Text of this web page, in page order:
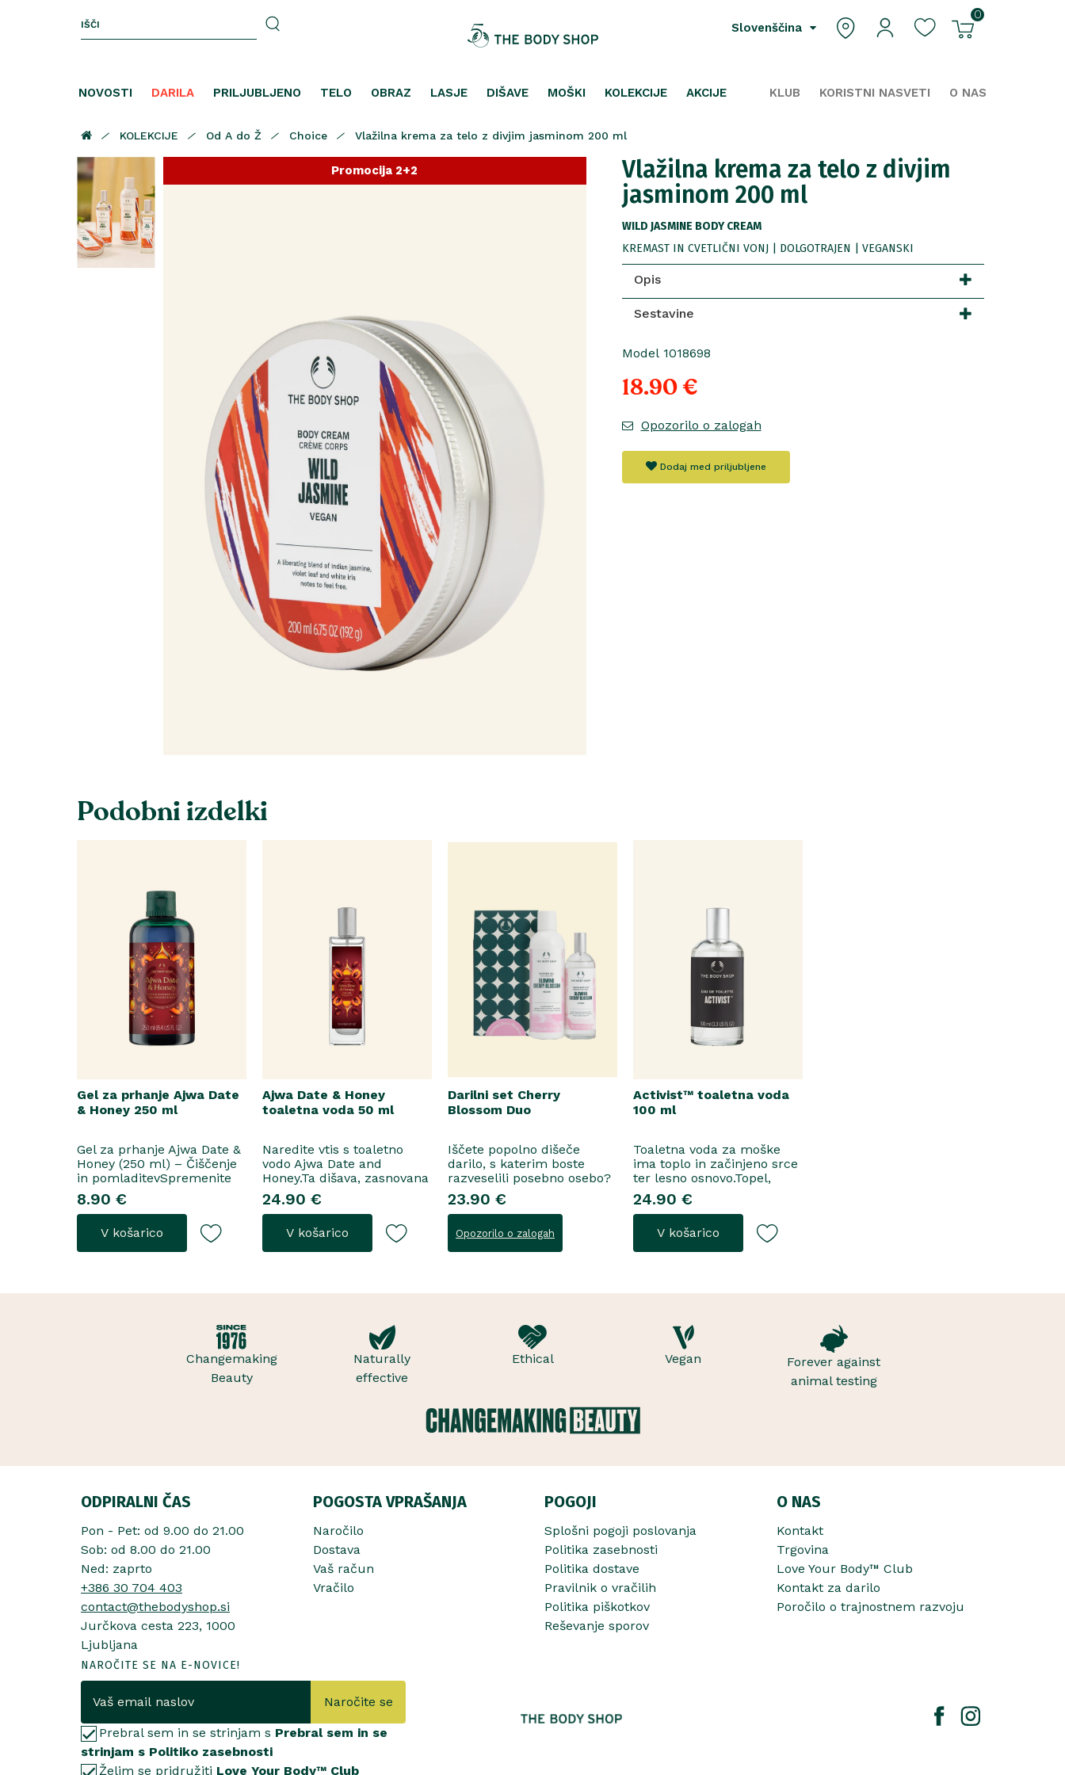
Slovenščina
0
NOVOSTI DARILA PRILJUBLJENO TELO OBRAZ LASJE DIŠAVE MOŠKI KOLEKCIJE AKCIJE O NAS
KORISTNI NASVETI
KLUB
KOLEKCIJE Od A do Ž Choice Vlažilna krema za telo z divjim jasminom 200 ml
Promocija 2+2
Vlažilna krema za telo z divjim
jasminom 200 ml
WILD JASMINE BODY CREAM
KREMAST IN CVETLIČNI VONJ | DOLGOTRAJEN | VEGANSKI
Opis
Sestavine
Model 1018698
18.90 €
Opozorilo o zalogah
Dodaj med priljubljene
Podobni izdelki
Gel za prhanje Ajwa Date
& Honey 250 ml
Gel za prhanje Ajwa Date &
Honey (250 ml) – Čiščenje
in pomladitevSpremenite
svoje vsakodnevno prhanje
v razkošen orientalski
ritual z gelom za prhanje
Ajwa Date & Honey. Bogata
formula brez mil nežno
8.90 €
V košarico
Ajwa Date & Honey
toaletna voda 50 ml
Naredite vtis s toaletno
vodo Ajwa Date and
Honey.Ta dišava, zasnovana
tako za razkošne
priložnosti kot za
vsakodnevno nošenje, se
odpre z notami suhega
grozdja, labana in frezije, ki
sladice in me..
24.90 €
V košarico
Darilni set Cherry
Blossom Duo
Iščete popolno dišeče
darilo, s katerim boste
razveselili posebno osebo?
Spoznajte naš darilni set
Cherry Blossom Duo,
popolno harmonijo nežne
nege in razkošnega vonja,
ki poskrbi za dobro počutje
23.90 €
Opozorilo o zalogah
Activist™ toaletna voda
100 ml
Toaletna voda za moške
ima toplo in začinjeno srce
ter lesno osnovo.Topel,
začinjen vonjToaletna
voda..
24.90 €
V košarico
Changemaking
Beauty
Naturally
effective
Ethical Vegan
Forever against
animal testing
ODPIRALNI ČAS
Pon - Pet: od 9.00 do 21.00
Sob: od 8.00 do 21.00
Ned: zaprto
+386 30 704 403
contact@thebodyshop.si
Jurčkova cesta 223, 1000
Ljubljana
POGOSTA VPRAŠANJA
Naročilo
Dostava
Vaš račun
Vračilo
POGOJI
Splošni pogoji poslovanja
Politika zasebnosti
Politika dostave
Pravilnik o vračilih
Politika piškotkov
Reševanje sporov
O NAS
Kontakt
Trgovina
Love Your Body™ Club
Kontakt za darilo
Poročilo o trajnostnem razvoju
NAROČITE SE NA E-NOVICE!
Naročite se
Prebral sem in se strinjam s Prebral sem in se
strinjam s Politiko zasebnosti
Želim se pridružiti Love Your Body™ Club